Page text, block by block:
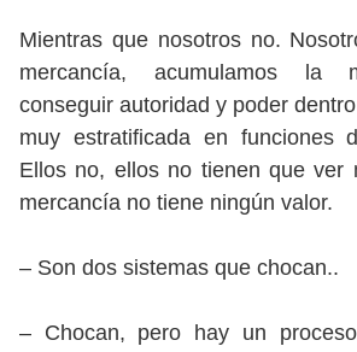
Mientras que nosotros no.
mercancía, acumulamos la
conseguir autoridad y poder
muy estratificada en funciones
Ellos no, ellos no tienen que ver
mercancía no tiene ningún valor.
– Son dos sistemas que chocan..
– Chocan, pero hay un